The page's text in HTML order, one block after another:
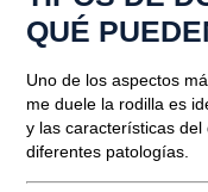
QUÉ
Uno de los aspectos
me duele la rodilla es
y las características
diferentes patologías.